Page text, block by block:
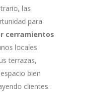
las
para
cerramientos
locales
terrazas,
bien
clientes.